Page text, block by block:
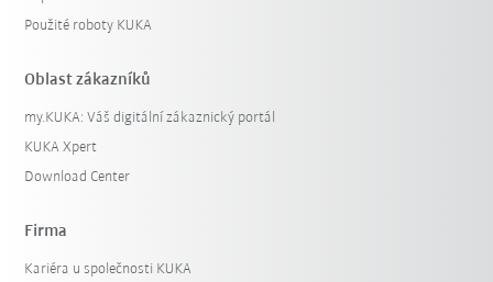
Použité roboty KUKA
Oblast zákazníků
my.KUKA: Váš digitální zákaznický portál
KUKA Xpert
Download Center
Firma
Kariéra u společnosti KUKA